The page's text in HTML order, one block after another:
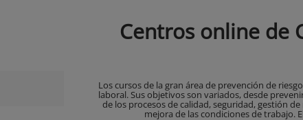
Centros online de
Los cursos de la gran área de prevención de
laboral. Sus objetivos son variados, desde
de los procesos de calidad, seguridad, gestión
mejora de las condiciones de trabajo.